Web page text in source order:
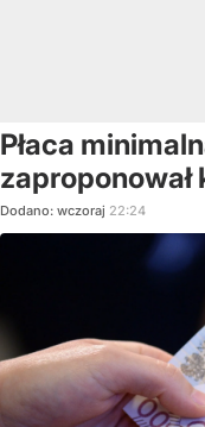
Płaca
zaproponował
Dodano: wczoraj 22:24